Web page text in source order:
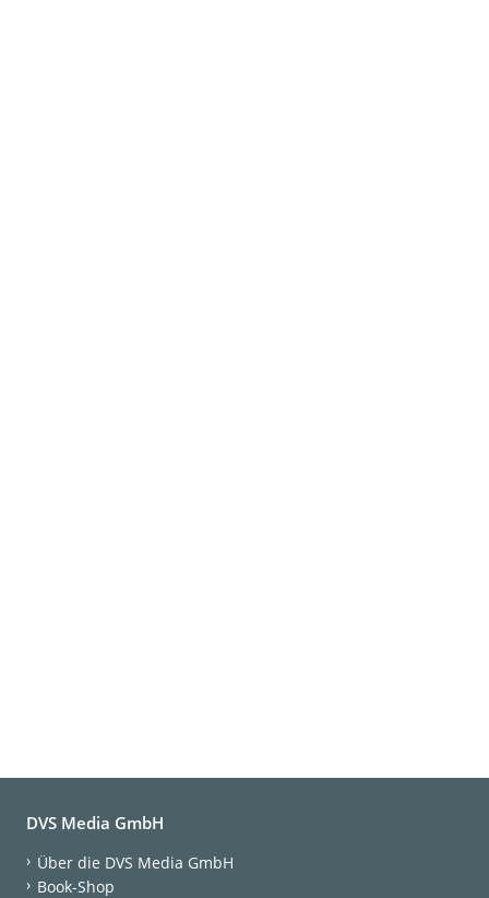
DVS Media GmbH
Über die DVS Media GmbH
Book-Shop